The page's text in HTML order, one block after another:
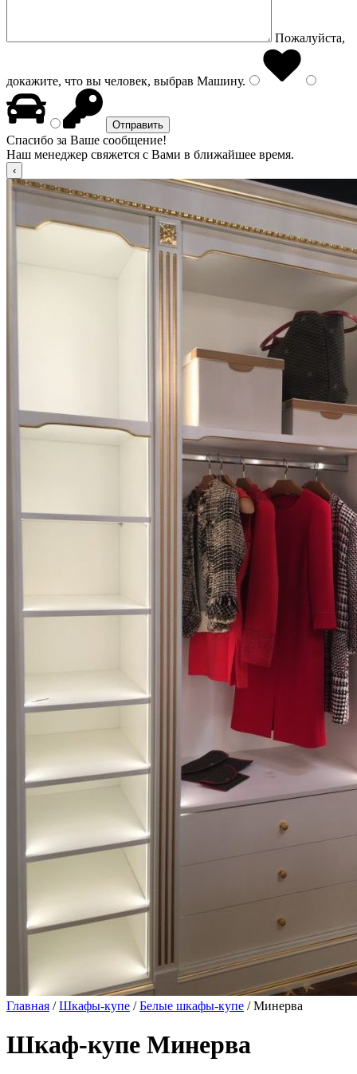
Пожалуйста,
докажите, что вы человек, выбрав Машину.
Спасибо за Ваше сообщение!
Наш менеджер свяжется с Вами в ближайшее время.
Главная /Шкафы-купе /Белые шкафы-купе / Минерва
Шкаф-купе Минерва